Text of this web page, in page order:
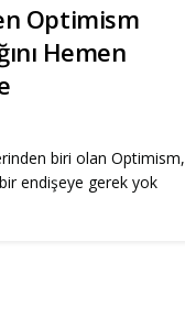
Optimism
Hemen
biri olan Optimism,
bir endişeye gerek yok